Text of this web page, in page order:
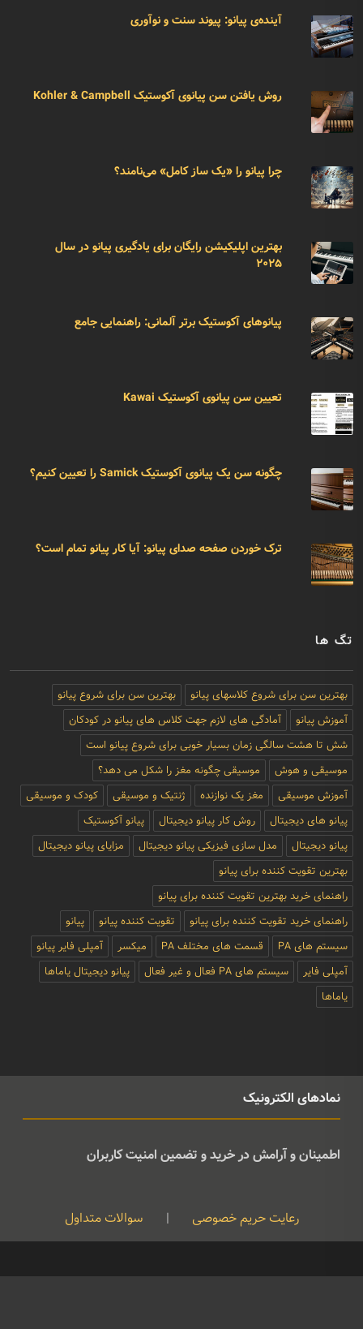
آینده‌ی پیانو: پیوند سنت و نوآوری
روش یافتن سن پیانوی آکوستیک Kohler & Campbell
چرا پیانو را «یک ساز کامل» می‌نامند؟
بهترین اپلیکیشن رایگان برای یادگیری پیانو در سال
۲۰۲۵
پیانوهای آکوستیک برتر آلمانی: راهنمایی جامع
تعیین سن پیانوی آکوستیک Kawai
چگونه سن یک پیانوی آکوستیک Samick را تعیین کنیم؟
ترک خوردن صفحه صدای پیانو: آیا کار پیانو تمام است؟
تگ ها
بهترین سن برای شروع کلاسهای پیانو
بهترین سن برای شروع پیانو
آموزش پیانو
آمادگی های لازم جهت کلاس های پیانو در کودکان
شش تا هشت سالگی زمان بسیار خوبی برای شروع پیانو است
موسیقی و هوش
موسیقی چگونه مغز را شکل می دهد؟
آموزش موسیقی
مغز یک نوازنده ژنتیک و موسیقی
کودک و موسیقی
پیانو های دیجیتال
روش کار پیانو دیجیتال
پیانو آکوستیک
پیانو دیجیتال
مدل سازی فیزیکی پیانو دیجیتال
مزایای پیانو دیجیتال
بهترین تقویت کننده برای پیانو
راهنمای خرید بهترین تقویت کننده برای پیانو
راهنمای خرید تقویت کننده برای پیانو
تقویت کننده پیانو
پیانو
سیستم های PA
قسمت های مختلف PA میکسر
آمپلی فایر پیانو
آمپلی فایر
سیستم های PA فعال و غیر فعال
پیانو دیجیتال یاماها
یاماها
نمادهای الکترونیک
اطمینان و آرامش در خرید و تضمین امنیت کاربران
رعایت حریم خصوصی | سوالات متداول